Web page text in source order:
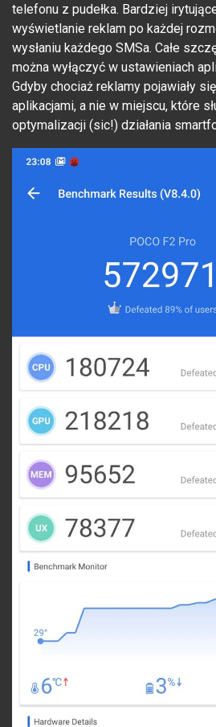
telefonu z pudełka. Bardziej
wyświetlanie reklam po każdej
wysłaniu każdego SMSa. Całe
można wyłączyć w ustawieniach
Gdyby chociaż reklamy pojawiały
aplikacjami, a nie w miejscu, które
optymalizacji (sic!) działania